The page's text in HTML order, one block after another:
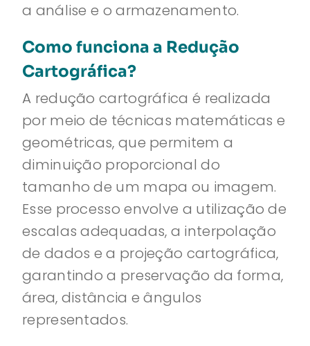
a análise e o armazenamento.
Como funciona a Redução
Cartográfica?
A redução cartográfica é realizada
por meio de técnicas matemáticas e
geométricas, que permitem a
diminuição proporcional do
tamanho de um mapa ou imagem.
Esse processo envolve a utilização de
escalas adequadas, a interpolação
de dados e a projeção cartográfica,
garantindo a preservação da forma,
área, distância e ângulos
representados.